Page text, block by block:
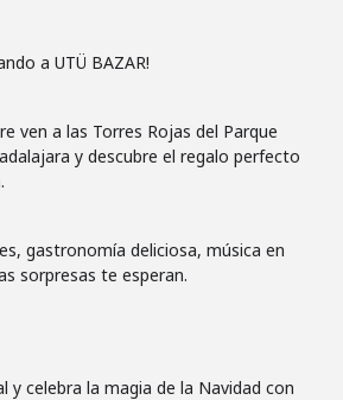
a UTÜ BAZAR!
ven a las Torres Rojas del Parque
y descubre el regalo perfecto
gastronomía deliciosa, música en
sorpresas te esperan.
y celebra la magia de la Navidad con